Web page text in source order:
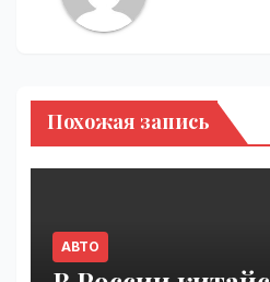
Похожая запись
АВТО